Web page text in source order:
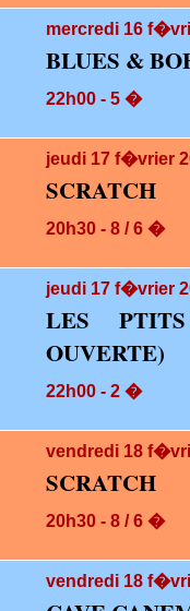
mercredi 16
BLUES &
22h00 - 5 �
jeudi 17 f�vrier
SCRATCH
20h30 - 8 / 6 �
jeudi 17 f�vrier
LES
OUVERTE)
22h00 - 2 �
vendredi 18
SCRATCH
20h30 - 8 / 6 �
vendredi 18